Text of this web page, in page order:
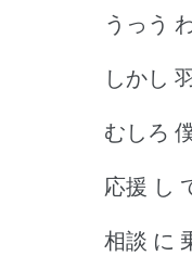
うっう
しかし
むしろ
応援 し
相談 に